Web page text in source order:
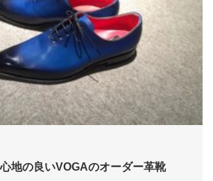
地の良いVOGAのオーダー革靴